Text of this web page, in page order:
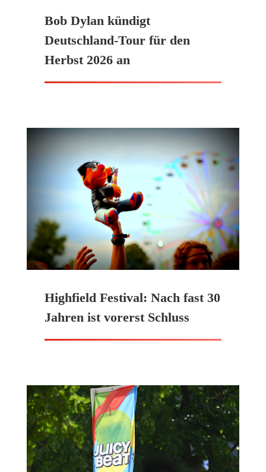
Bob Dylan kündigt
Deutschland-Tour für den
Herbst 2026 an
Highfield Festival: Nach fast 30
Jahren ist vorerst Schluss